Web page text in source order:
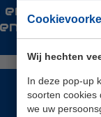
Wij hechten
In deze pop-up
soorten cookies
we uw
en geschillen
richtlijnen